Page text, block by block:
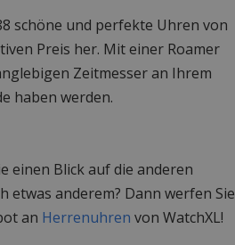
schöne und perfekte Uhren von
Preis her. Mit einer Roamer
Zeitmesser an Ihrem
haben werden.
einen Blick auf die anderen
etwas anderem? Dann werfen Sie
an Herrenuhren von WatchXL!